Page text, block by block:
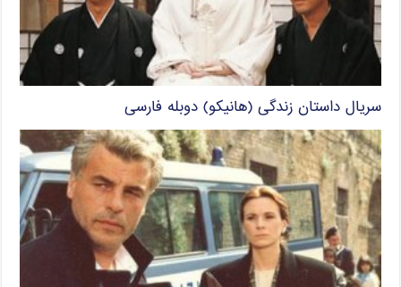
سریال داستان زندگی (هانیکو) دوبله فارسی